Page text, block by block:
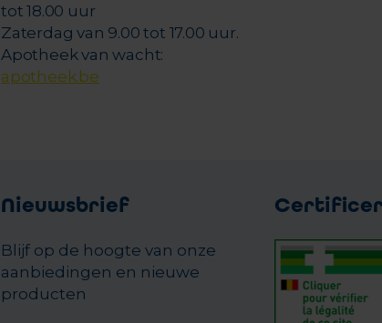
tot 18.00 uur
Zaterdag van 9.00 tot 17.00 uur.
Apotheek van wacht:
apotheek.be
Nieuwsbrief
Blijf op de hoogte van onze
aanbiedingen en nieuwe
producten